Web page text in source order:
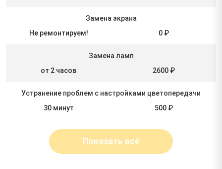
Замена экрана
Не ремонтируем!
0 ₽
Замена ламп
от 2 часов
2600 ₽
Устранение проблем с настройками цветопередачи
30 минут
500 ₽
Показать всё